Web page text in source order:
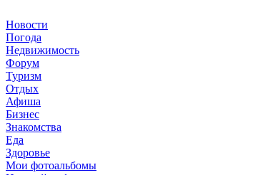
Новости
Погода
Недвижимость
Форум
Туризм
Отдых
Афиша
Бизнес
Знакомства
Еда
Здоровье
Мои фотоальбомы